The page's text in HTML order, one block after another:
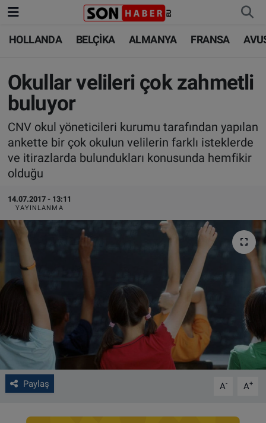
HOLLANDA BELÇİKA ALMANYA FRANSA
Okullar velileri çok zahmetli
buluyor
CNV okul yöneticileri kurumu tarafından yapılan
ankette bir çok okulun velilerin farklı isteklerde
ve itirazlarda bulundukları konusunda hemfikir
olduğu
14.07.2017 - 13:11
YAYINLANMA
Paylaş A- A+
HOLLANDA
BELÇİKA
ALMANYA
FRANSA
AVUSTURYA
SAĞLIK - YAŞAM
BİLİM-TEKNOLOJİ
HOLLANDA
BELÇİKA
ALMANYA
TÜRKİYE
DÜNYA
BİLİM-TEKNOLOJİ
FOTO GALERİ
VIDEO GALERİ
ALGEMENE VOORWAARDEN
CONTACT
Çerez Politikası
Nöbetçi Eczaneler
Hava Durumu
Trafik Durumu
Süper Lig Puan Durumu ve Fikstür
Tüm Manşetler
Son Dakika Haberleri
Haber Arşivi